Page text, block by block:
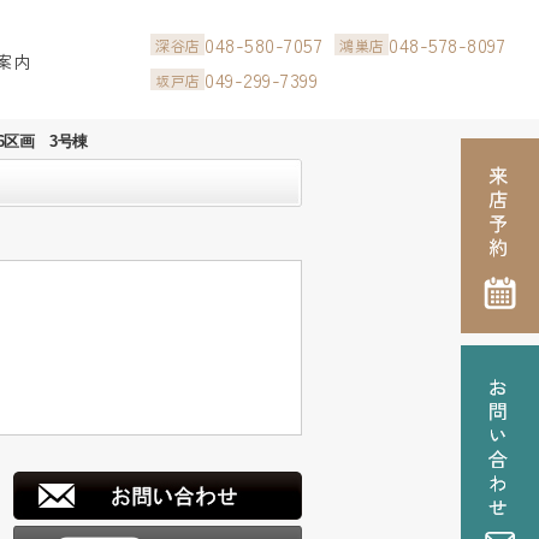
内
深谷店 048-580-7057 鴻巣店 048-578-8097
坂戸店 049-299-7399
区画 3号棟